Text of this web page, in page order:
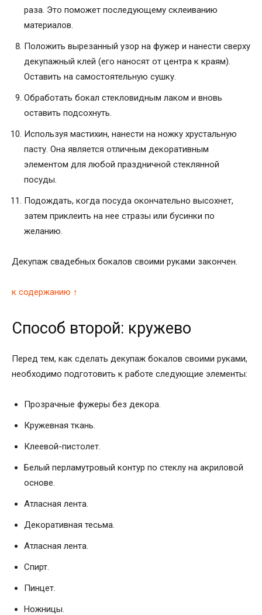
раза. Это поможет последующему склеиванию
материалов.
Положить вырезанный узор на фужер и нанести сверху
декупажный клей (его наносят от центра к краям).
Оставить на самостоятельную сушку.
Обработать бокал стекловидным лаком и вновь
оставить подсохнуть.
Используя мастихин, нанести на ножку хрустальную
пасту. Она является отличным декоративным
элементом для любой праздничной стеклянной
посуды.
Подождать, когда посуда окончательно высохнет,
затем приклеить на нее стразы или бусинки по
желанию.
Декупаж свадебных бокалов своими руками закончен.
к содержанию ↑
Способ второй: кружево
Перед тем, как сделать декупаж бокалов своими руками,
необходимо подготовить к работе следующие элементы:
Прозрачные фужеры без декора.
Кружевная ткань.
Клеевой-пистолет.
Белый перламутровый контур по стеклу на акриловой
основе.
Атласная лента.
Декоративная тесьма.
Атласная лента.
Спирт.
Пинцет.
Ножницы.